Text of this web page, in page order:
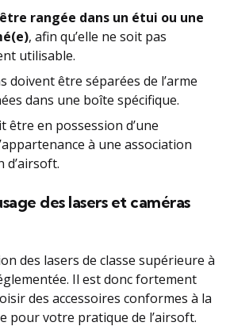
rangée dans un étui ou une
, afin qu’elle ne soit pas
utilisable.
doivent être séparées de l’arme
dans une boîte spécifique.
être en possession d’une
à une association
d’airsoft.
des lasers et caméras
des lasers de classe supérieure à
Il est donc fortement
des accessoires conformes à la
pour votre pratique de l’airsoft.